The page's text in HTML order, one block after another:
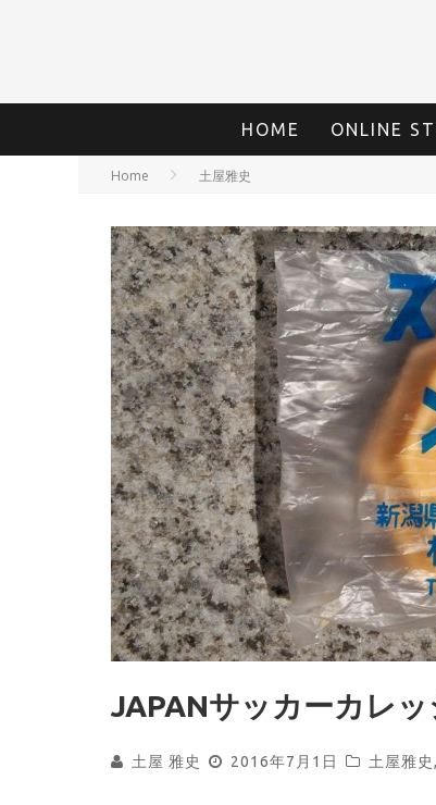
HOME ONLINE
Home 土屋雅史
JAPANサッカーカレ
土屋 雅史 2016年7月1日 土屋雅史,